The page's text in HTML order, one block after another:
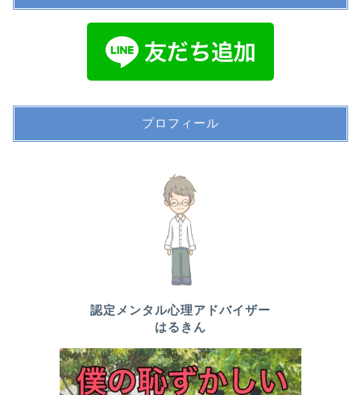
プロフィール
認定メンタル心理アドバイザー
はるきん